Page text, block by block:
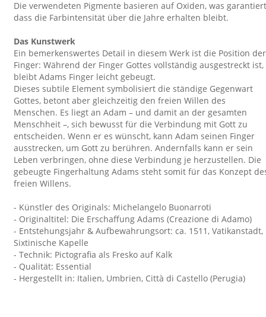
Die verwendeten Pigmente basieren auf Oxiden, was
dass die Farbintensität über die Jahre erhalten bleibt.
Das Kunstwerk
Ein bemerkenswertes Detail in diesem Werk ist die Position der
Finger: Während der Finger Gottes vollständig ausgestreckt ist,
bleibt Adams Finger leicht gebeugt.
Dieses subtile Element symbolisiert die ständige Gegenwart
Gottes, betont aber gleichzeitig den freien Willen des
Menschen. Es liegt an Adam – und damit an der gesamten
Menschheit –, sich bewusst für die Verbindung mit Gott zu
entscheiden. Wenn er es wünscht, kann Adam seinen Finger
ausstrecken, um Gott zu berühren. Andernfalls kann er sein
Leben verbringen, ohne diese Verbindung je herzustellen. Die
gebeugte Fingerhaltung Adams steht somit für das Konzept
freien Willens.
- Künstler des Originals: Michelangelo Buonarroti
- Originaltitel: Die Erschaffung Adams (Creazione di Adamo)
- Entstehungsjahr & Aufbewahrungsort: ca. 1511, Vatikanstadt,
Sixtinische Kapelle
- Technik: Pictografia als Fresko auf Kalk
- Qualität: Essential
- Hergestellt in: Italien, Umbrien, Città di Castello (Perugia)